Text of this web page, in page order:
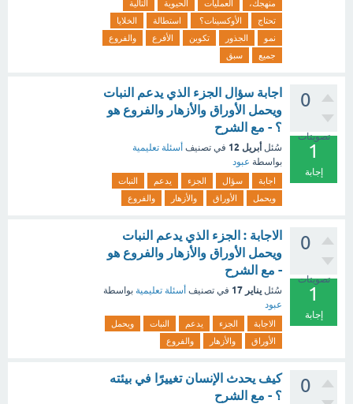
منهجك،
العمليات الحيوية
التالية
تحتاج
الأوكسينات؟ استطالة
الخلايا
نمو
الجذور تكوين الأفرع
والفروع
جميع
سبق
0
تصويتات
1
إجابة
اجابة سؤال الجزء الذي يدعم النبات
ويحمل الأوراق والأزهار والفروع هو
؟ - مع الشرح
سُئل أبريل 12 في تصنيف أسئلة تعليمية
بواسطة عبود
اجابة سؤال الجزء يدعم
النبات
ويحمل
الأوراق والأزهار والفروع
0
تصويتات
1
إجابة
الاجابة : الجزء الذي يدعم النبات
ويحمل الأوراق والأزهار والفروع هو
- مع الشرح
سُئل يناير 17 في تصنيف أسئلة تعليمية بواسطة
عبود
الاجابة الجزء يدعم النبات
ويحمل
الأوراق
والأزهار والفروع
0
كيف يحدث الإنسان تغييرًا في بيئته
؟ - مع الشرح